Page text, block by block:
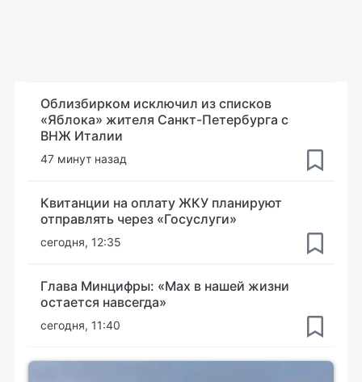
Облизбирком исключил из списков
«Яблока» жителя Санкт-Петербурга с
ВНЖ Италии
47 минут назад
Квитанции на оплату ЖКУ планируют
отправлять через «Госуслуги»
сегодня, 12:35
Глава Минцифры: «Мах в нашей жизни
остается навсегда»
сегодня, 11:40